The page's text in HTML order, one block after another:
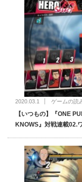
2020.03.1 ゲームの読
【いつもの】『ONE
KNOWS』対戦連載02.